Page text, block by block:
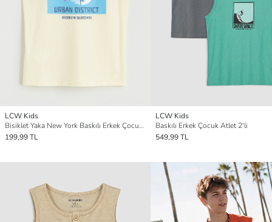
LCW Kids
Bisiklet Yaka New York Baskılı Erkek Çocuk Atlet
199,99 TL
LCW Kids
Baskılı Erkek Çocuk Atlet 2'li
549,99 TL